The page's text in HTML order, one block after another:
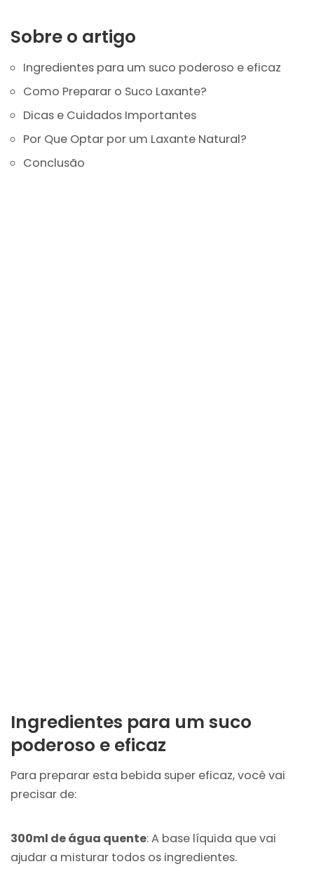
Sobre o artigo
Ingredientes para um suco poderoso e eficaz
Como Preparar o Suco Laxante?
Dicas e Cuidados Importantes
Por Que Optar por um Laxante Natural?
Conclusão
Ingredientes para um suco
poderoso e eficaz
Para preparar esta bebida super eficaz, você vai
precisar de:
300ml de água quente: A base líquida que vai
ajudar a misturar todos os ingredientes.